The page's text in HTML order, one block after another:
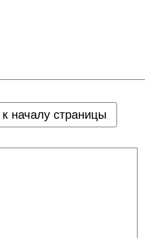
началу страницы